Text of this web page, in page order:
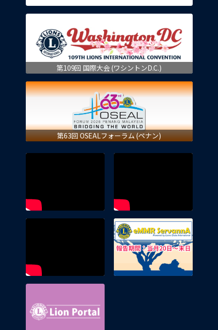
第109回 国際大会 (ワシントンD.C.)
第63回 OSEALフォーラム (ペナン)